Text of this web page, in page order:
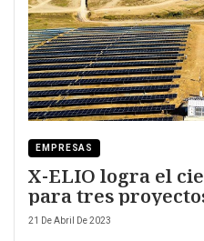
EMPRESAS
X-ELIO logra el
para tres
21 De Abril De 2023